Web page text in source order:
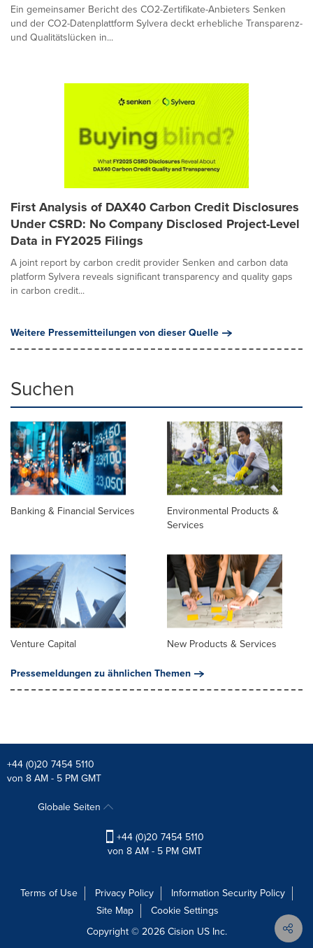
Ein gemeinsamer Bericht des CO2-Zertifikate-Anbieters Senken
und der CO2-Datenplattform Sylvera deckt erhebliche Transparenz-
und Qualitätslücken in...
First Analysis of DAX40 Carbon Credit Disclosures
Under CSRD: No Company Disclosed Project-Level
Data in FY2025 Filings
A joint report by carbon credit provider Senken and carbon data
platform Sylvera reveals significant transparency and quality gaps
in carbon credit...
Weitere Pressemitteilungen von dieser Quelle
Suchen
Banking & Financial Services
Environmental Products &
Services
Venture Capital
New Products & Services
Pressemeldungen zu ähnlichen Themen
+44 (0)20 7454 5110
von 8 AM - 5 PM GMT
Globale Seiten
+44 (0)20 7454 5110
von 8 AM - 5 PM GMT
Terms of Use Privacy Policy
Information Security Policy
Site Map
Cookie Settings
Copyright © 2026Cision US Inc.